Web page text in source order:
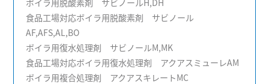
食品工場対応ボイラ用脱酸素剤 サビノール
AF,AFS,AL,BO
ボイラ用復水処理剤 サビノールM,MK
食品工場対応ボイラ用復水処理剤 アクアスミューレAM
ボイラ用複合処理剤 アクアスキレートMC